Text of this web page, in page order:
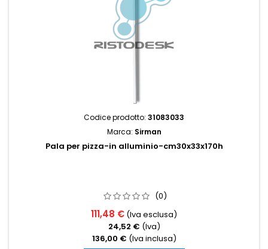
Codice prodotto: 31083033
Marca: Sirman
Pala per pizza-in alluminio-cm30x33x170h
(0)
111,48 € (Iva esclusa)
24,52 € (Iva)
136,00 € (Iva inclusa)